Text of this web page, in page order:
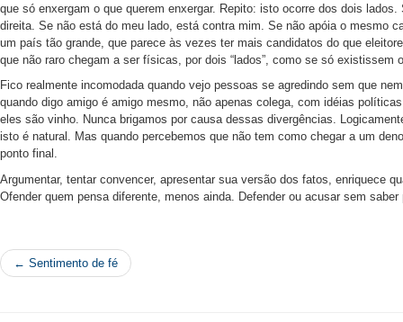
que só enxergam o que querem enxergar. Repito: isto ocorre dos dois
direita. Se não está do meu lado, está contra mim. Se não apóia o mesmo
um país tão grande, que parece às vezes ter mais candidatos do que
que não raro chegam a ser físicas, por dois “lados”, como se só existissem
Fico realmente incomodada quando vejo pessoas se agredindo sem que
quando digo amigo é amigo mesmo, não apenas colega, com idéias
eles são vinho. Nunca brigamos por causa dessas divergências.
isto é natural. Mas quando percebemos que não tem como chegar a um
ponto final.
Argumentar, tentar convencer, apresentar sua versão dos fatos, enriquece
Ofender quem pensa diferente, menos ainda. Defender ou acusar sem
← Sentimento de fé